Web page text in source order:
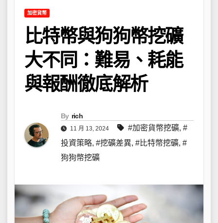
加密貨幣
比特幣與狗狗幣挖礦
大不同：難易、耗能
與報酬徹底解析
By rich
11 月 13, 2024 #加密貨幣挖礦, #
投資策略, #挖礦差異, #比特幣挖礦, #
狗狗幣挖礦